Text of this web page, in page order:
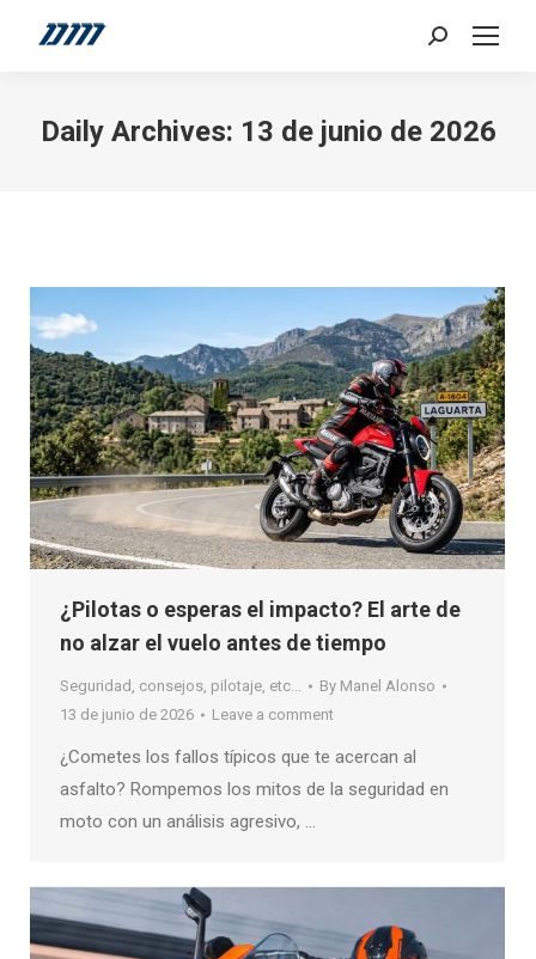
Search:
Daily Archives: 13 de junio de 2026
¿Pilotas o esperas el impacto? El arte de
no alzar el vuelo antes de tiempo
Seguridad, consejos, pilotaje, etc... By Manel Alonso
13 de junio de 2026
Leave a comment
¿Cometes los fallos típicos que te acercan al
asfalto? Rompemos los mitos de la seguridad en
moto con un análisis agresivo, …